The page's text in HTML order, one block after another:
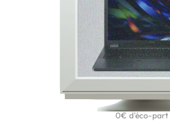
0€ d'éco-part